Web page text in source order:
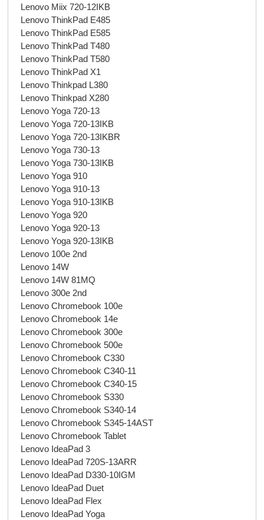
Lenovo Miix 720-12IKB
Lenovo ThinkPad E485
Lenovo ThinkPad E585
Lenovo ThinkPad T480
Lenovo ThinkPad T580
Lenovo ThinkPad X1
Lenovo Thinkpad L380
Lenovo Thinkpad X280
Lenovo Yoga 720-13
Lenovo Yoga 720-13IKB
Lenovo Yoga 720-13IKBR
Lenovo Yoga 730-13
Lenovo Yoga 730-13IKB
Lenovo Yoga 910
Lenovo Yoga 910-13
Lenovo Yoga 910-13IKB
Lenovo Yoga 920
Lenovo Yoga 920-13
Lenovo Yoga 920-13IKB
Lenovo 100e 2nd
Lenovo 14W
Lenovo 14W 81MQ
Lenovo 300e 2nd
Lenovo Chromebook 100e
Lenovo Chromebook 14e
Lenovo Chromebook 300e
Lenovo Chromebook 500e
Lenovo Chromebook C330
Lenovo Chromebook C340-11
Lenovo Chromebook C340-15
Lenovo Chromebook S330
Lenovo Chromebook S340-14
Lenovo Chromebook S345-14AST
Lenovo Chromebook Tablet
Lenovo IdeaPad 3
Lenovo IdeaPad 720S-13ARR
Lenovo IdeaPad D330-10IGM
Lenovo IdeaPad Duet
Lenovo IdeaPad Flex
Lenovo IdeaPad Yoga